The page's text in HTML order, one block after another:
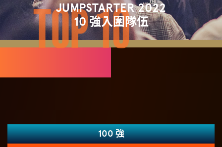
JUMPSTARTER 2022
10 強入圍隊伍
100 強